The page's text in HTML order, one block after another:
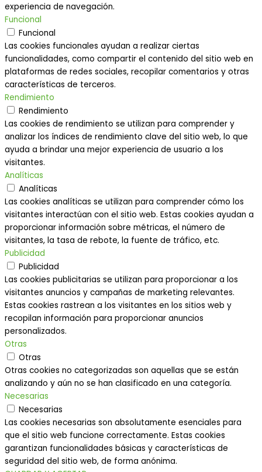
experiencia de navegación.
Funcional
Funcional
Las cookies funcionales ayudan a realizar ciertas
funcionalidades, como compartir el contenido del sitio web en
plataformas de redes sociales, recopilar comentarios y otras
características de terceros.
Rendimiento
Rendimiento
Las cookies de rendimiento se utilizan para comprender y
analizar los índices de rendimiento clave del sitio web, lo que
ayuda a brindar una mejor experiencia de usuario a los
visitantes.
Analíticas
Analíticas
Las cookies analíticas se utilizan para comprender cómo los
visitantes interactúan con el sitio web. Estas cookies ayudan a
proporcionar información sobre métricas, el número de
visitantes, la tasa de rebote, la fuente de tráfico, etc.
Publicidad
Publicidad
Las cookies publicitarias se utilizan para proporcionar a los
visitantes anuncios y campañas de marketing relevantes.
Estas cookies rastrean a los visitantes en los sitios web y
recopilan información para proporcionar anuncios
personalizados.
Otras
Otras
Otras cookies no categorizadas son aquellas que se están
analizando y aún no se han clasificado en una categoría.
Necesarias
Necesarias
Las cookies necesarias son absolutamente esenciales para
que el sitio web funcione correctamente. Estas cookies
garantizan funcionalidades básicas y características de
seguridad del sitio web, de forma anónima.